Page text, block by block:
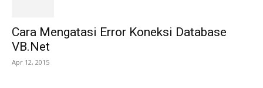
Cara Mengatasi Error Koneksi Database
VB.Net
Apr 12, 2015